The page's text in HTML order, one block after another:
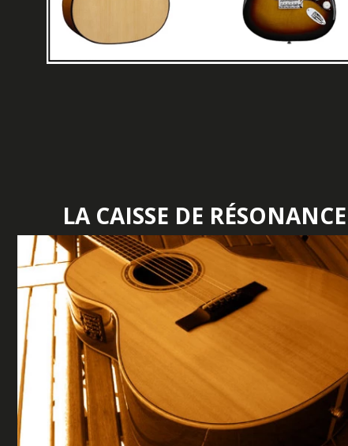
LA CAISSE DE RÉSONANCE